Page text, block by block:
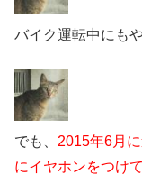
バイク運転中にも
でも、 2015年6月
にイヤホンをつけ